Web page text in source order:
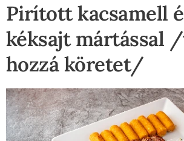
Pirított kacsamell
kéksajt mártással
hozzá köretet/